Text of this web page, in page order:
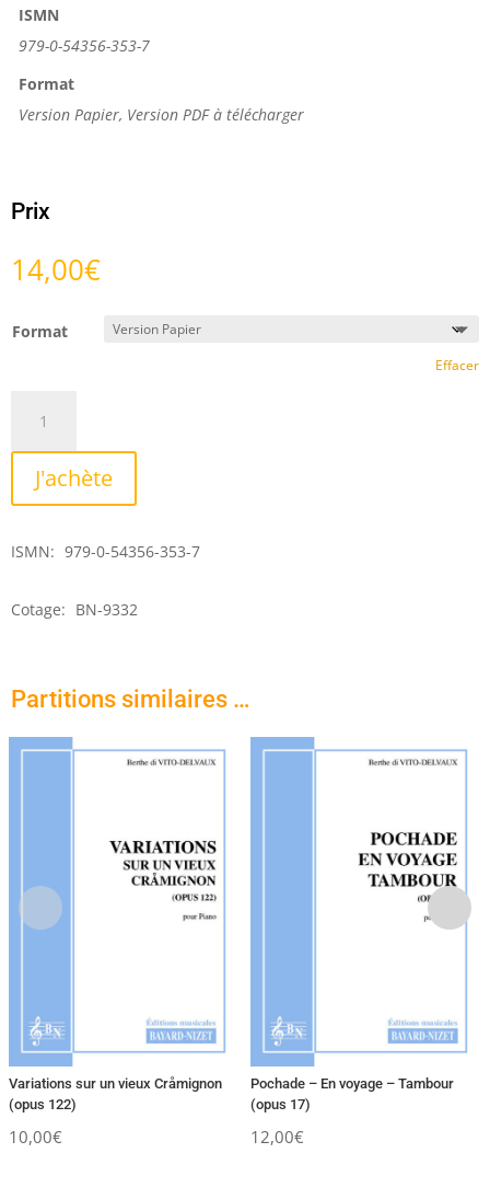
ISMN
979-0-54356-353-7
Format
Version Papier, Version PDF à télécharger
Prix
14,00€
Format
Effacer
Sonate
(opus
J'achète
ISMN: 979-0-54356-353-7
Cotage: BN-9332
Partitions similaires …
Variations sur un vieux Cråmignon
(opus 122)
10,00€
Pochade – En voyage – Tambour
(opus 17)
12,00€